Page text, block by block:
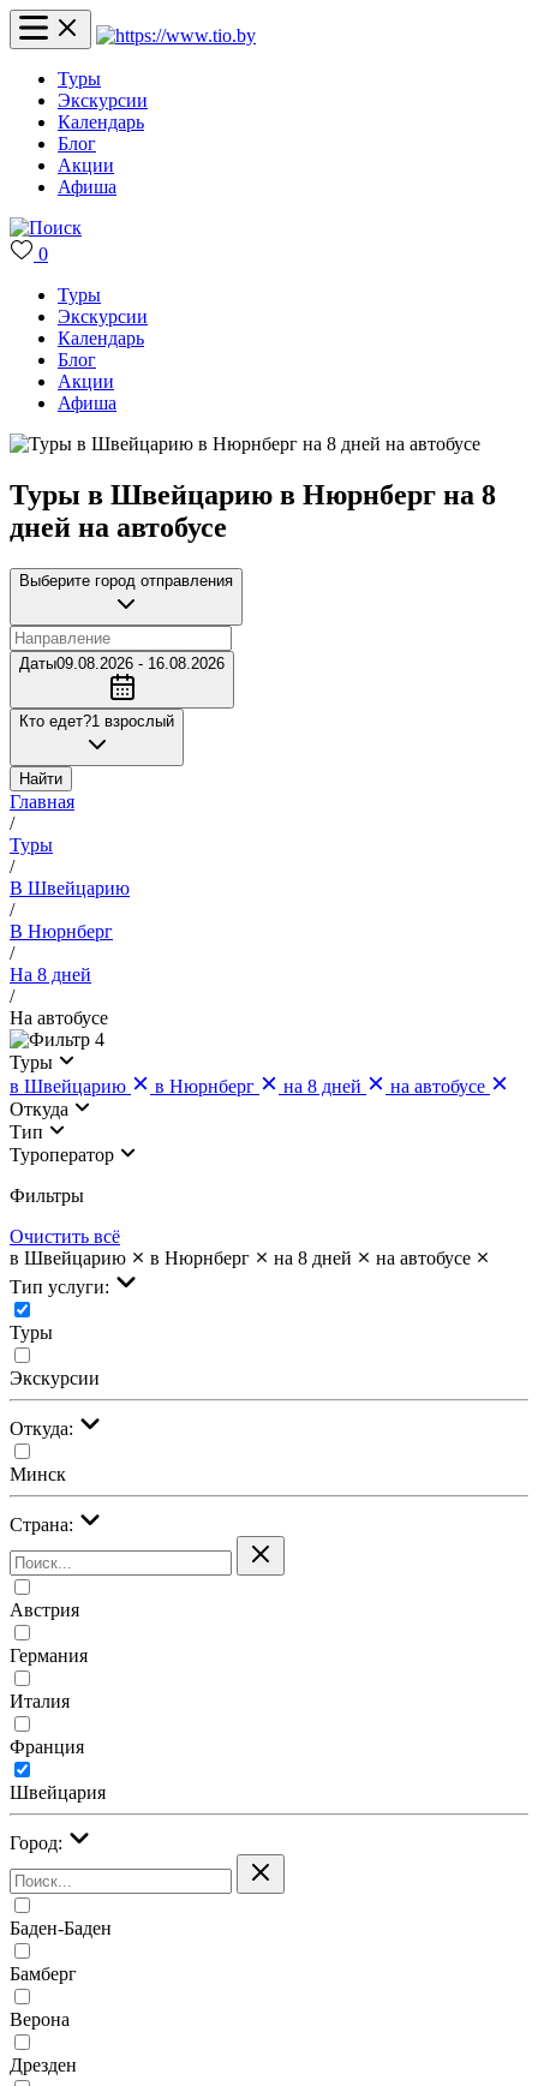
Туры
Экскурсии
Календарь
Блог
Акции
Афиша
0
Туры
Экскурсии
Календарь
Блог
Акции
Афиша
Туры в Швейцарию в Нюрнберг на 8
дней на автобусе
Выберите город отправления
Даты09.08.2026 - 16.08.2026
Кто едет?1 взрослый
Найти
Главная
/
Туры
/
В Швейцарию
/
В Нюрнберг
/
На 8 дней
/
На автобусе
4
Туры
в Швейцарию
в Нюрнберг на 8 дней
на автобусе
Откуда
Тип
Туроператор
Фильтры
Очистить всё
в Швейцарию
в Нюрнберг на 8 дней
на автобусе
Тип услуги:
Туры
Экскурсии
Откуда:
Минск
Страна:
Австрия
Германия
Италия
Франция
Швейцария
Город:
Баден-Баден
Бамберг
Верона
Дрезден